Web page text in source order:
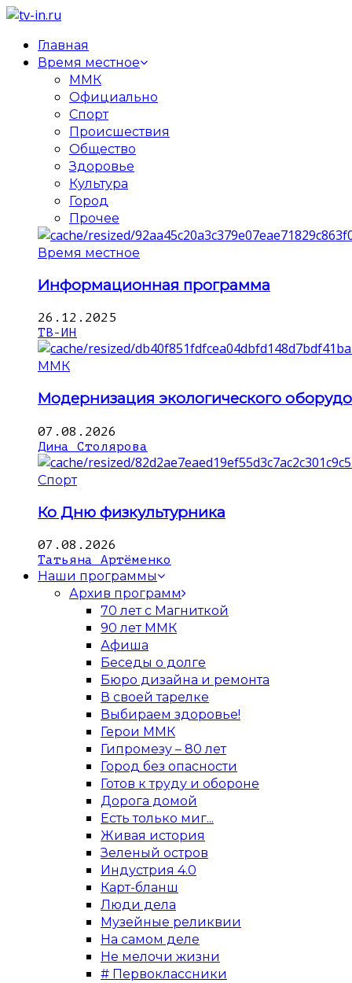
Главная
Время местное
ММК
Официально
Спорт
Происшествия
Общество
Здоровье
Культура
Город
Прочее
Время местное
Информационная программа
26.12.2025
ТВ-ИН
ММК
Модернизация экологического
07.08.2026
Дина Столярова
Спорт
Ко Дню физкультурника
07.08.2026
Татьяна Артёменко
Наши программы
Архив программ
70 лет с Магниткой
90 лет ММК
Афиша
Беседы о долге
Бюро дизайна и ремонта
В своей тарелке
Выбираем здоровье!
Герои ММК
Гипромезу – 80 лет
Город без опасности
Готов к труду и обороне
Дорога домой
Есть только миг...
Живая история
Зеленый остров
Индустрия 4.0
Карт-бланш
Люди дела
Музейные реликвии
На самом деле
Не мелочи жизни
# Первоклассники